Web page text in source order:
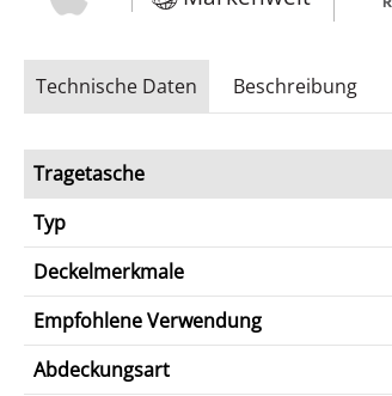
Technische Daten Beschreibung
Tragetasche
Typ
Deckelmerkmale
Empfohlene Verwendung
Abdeckungsart